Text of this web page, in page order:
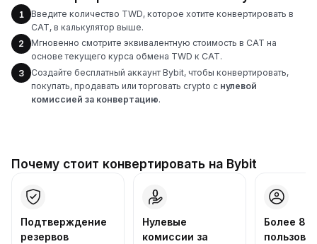
1
Введите количество TWD, которое хотите конвертировать в
CAT, в калькулятор выше.
2
Мгновенно смотрите эквивалентную стоимость в CAT на
основе текущего курса обмена TWD к CAT.
3
Создайте бесплатный аккаунт Bybit, чтобы конвертировать,
покупать, продавать или торговать crypto с нулевой
комиссией за конвертацию.
Почему стоит конвертировать на Bybit
Подтверждение
резервов
Нулевые
комиссии за
Более 86